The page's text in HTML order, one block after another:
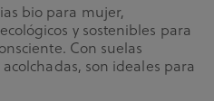
bio para mujer,
y sostenibles para
Con suelas
son ideales para